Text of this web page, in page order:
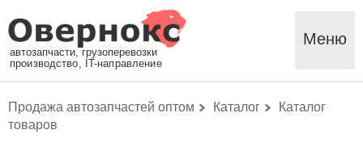
автозапчасти, грузоперевозки
производство, IT-направление
Меню
Продажа автозапчастей оптом Каталог
Каталог
товаров